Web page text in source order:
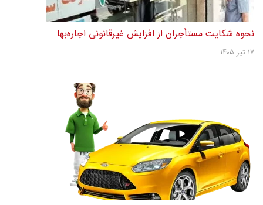
نحوه شکایت مستأجران از افزایش غیرقانونی اجاره‌بها
۱۷ تیر ۱۴۰۵